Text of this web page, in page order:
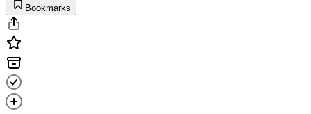
Bookmarks